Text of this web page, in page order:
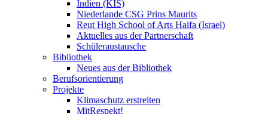
Indien (KIS)
Niederlande CSG Prins Maurits
Reut High School of Arts Haifa (Israel)
Aktuelles aus der Partnerschaft
Schüleraustausche
Bibliothek
Neues aus der Bibliothek
Berufsorientierung
Projekte
Klimaschutz erstreiten
MitRespekt!